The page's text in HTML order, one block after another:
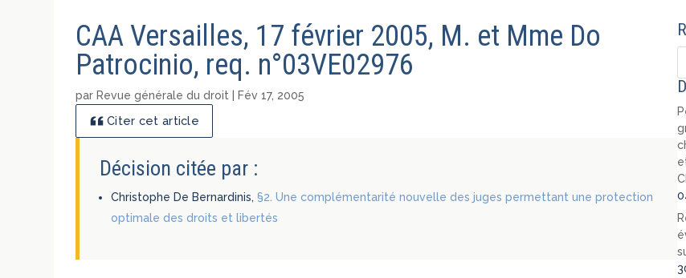
CAA Versailles, 17 février 2005, M. et Mme Do
Patrocinio, req. n°03VE02976
par Revue générale du droit Fév 17, 2005
Citer cet article
Décision citée par :
Christophe De Bernardinis,§2. Une complémentarité nouvelle des juges permettant une protection
optimale des droits et libertés